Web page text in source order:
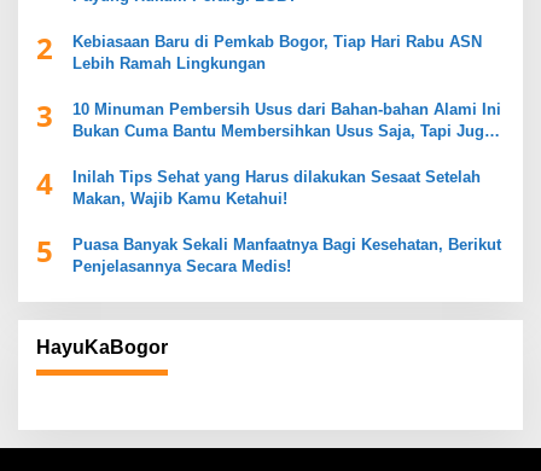
2
Kebiasaan Baru di Pemkab Bogor, Tiap Hari Rabu ASN
Lebih Ramah Lingkungan
3
10 Minuman Pembersih Usus dari Bahan-bahan Alami Ini
Bukan Cuma Bantu Membersihkan Usus Saja, Tapi Juga
4
Inilah Tips Sehat yang Harus dilakukan Sesaat Setelah
Makan, Wajib Kamu Ketahui!
5
Puasa Banyak Sekali Manfaatnya Bagi Kesehatan, Berikut
Penjelasannya Secara Medis!
HayuKaBogor